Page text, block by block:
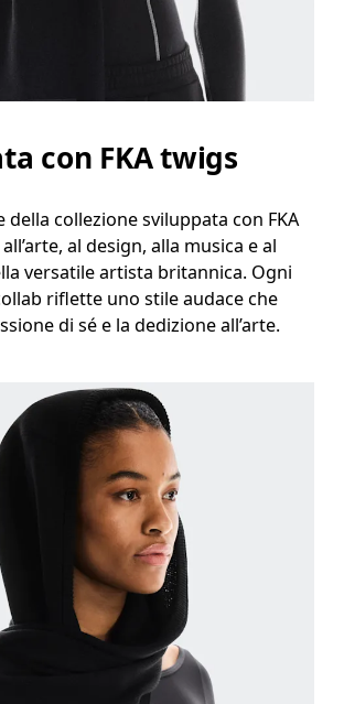
con FKA twigs
della collezione sviluppata con FKA
al design, alla musica e al
versatile artista britannica. Ogni
riflette uno stile audace che
di sé e la dedizione all’arte.